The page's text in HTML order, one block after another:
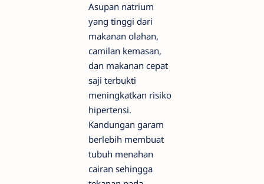
Asupan natrium
yang tinggi dari
makanan olahan,
camilan kemasan,
dan makanan cepat
saji terbukti
meningkatkan risiko
hipertensi.
Kandungan garam
berlebih membuat
tubuh menahan
cairan sehingga